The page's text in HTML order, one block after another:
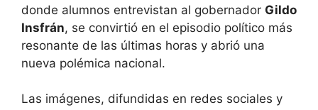
donde alumnos entrevistan al gobernador Gildo
Insfrán, se convirtió en el episodio político más
resonante de las últimas horas y abrió una
nueva polémica nacional.
Las imágenes, difundidas en redes sociales y